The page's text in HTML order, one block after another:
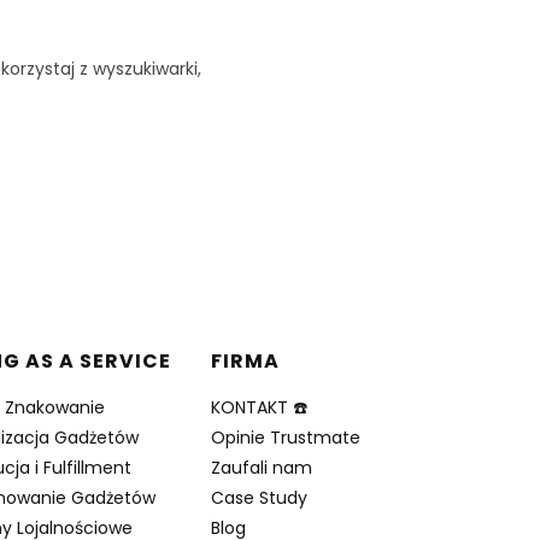
z wyszukiwarki,
AS A SERVICE
Znakowanie
Gadżetów
i Fulfillment
Gadżetów
Lojalnościowe
FIRMA
KONTAKT ☎️
Opinie Trustmate
Zaufali nam
Case Study
Blog